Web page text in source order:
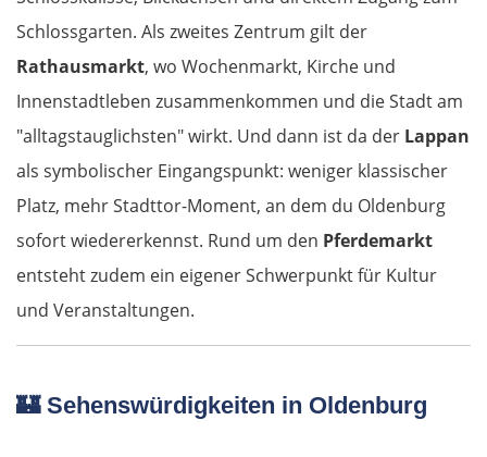
Schlossgarten. Als zweites Zentrum gilt der
Rathausmarkt, wo Wochenmarkt, Kirche und
Innenstadtleben zusammenkommen und die Stadt am
"alltagstauglichsten" wirkt. Und dann ist da der Lappan
als symbolischer Eingangspunkt: weniger klassischer
Platz, mehr Stadttor-Moment, an dem du Oldenburg
sofort wiedererkennst. Rund um den Pferdemarkt
entsteht zudem ein eigener Schwerpunkt für Kultur
und Veranstaltungen.
🏰Sehenswürdigkeiten in Oldenburg
Panevėžys
Vilnius
Alytus
Polen
Suwałki